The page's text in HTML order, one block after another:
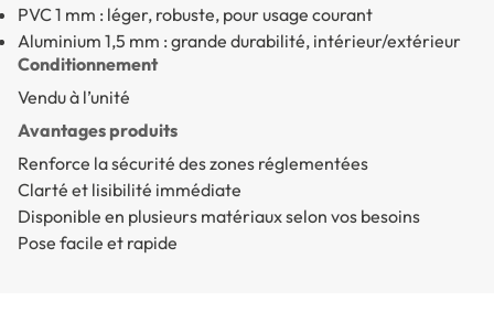
PVC 1 mm : léger, robuste, pour usage courant
Aluminium 1,5 mm : grande durabilité, intérieur/extérieur
Conditionnement
Vendu à l’unité
Avantages produits
Renforce la sécurité des zones réglementées
Clarté et lisibilité immédiate
Disponible en plusieurs matériaux selon vos besoins
Pose facile et rapide